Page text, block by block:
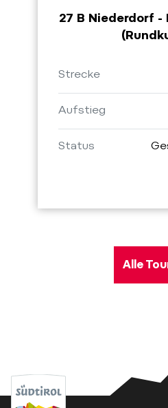
27 B Niederdorf
Strecke
Aufstieg
Status
Alle